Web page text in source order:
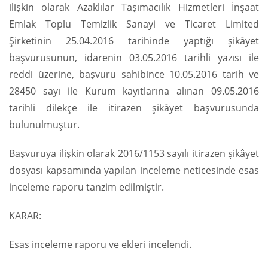
ilişkin olarak Azaklılar Taşımacılık Hizmetleri İnşaat
Emlak Toplu Temizlik Sanayi ve Ticaret Limited
Şirketinin 25.04.2016 tarihinde yaptığı şikâyet
başvurusunun, idarenin 03.05.2016 tarihli yazısı ile
reddi üzerine, başvuru sahibince 10.05.2016 tarih ve
28450 sayı ile Kurum kayıtlarına alınan 09.05.2016
tarihli dilekçe ile itirazen şikâyet başvurusunda
bulunulmuştur.
Başvuruya ilişkin olarak 2016/1153 sayılı itirazen şikâyet
dosyası kapsamında yapılan inceleme neticesinde esas
inceleme raporu tanzim edilmiştir.
KARAR:
Esas inceleme raporu ve ekleri incelendi.